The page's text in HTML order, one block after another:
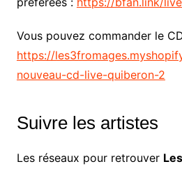
Vous pouvez commander le
https://
nouveau-cd-live-quiberon-2
Suivre les artistes
Les réseaux pour retrouver